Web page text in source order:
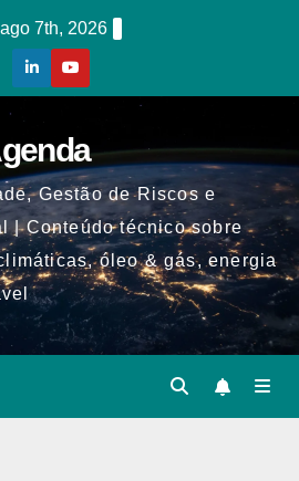
7th, 2026
Gestão de Riscos e
| Conteúdo técnico sobre
óleo & gás, energia